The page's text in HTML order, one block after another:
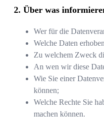
Über was
Wer für die
Welche Daten
Zu welchem Zweck
An wen wir diese
Wie Sie einer
können;
Welche Rechte Sie
machen können.